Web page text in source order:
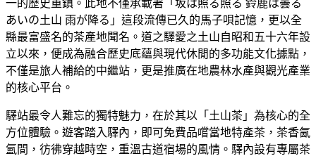
一的歷史重鎮。此地不僅承載著「坂は照る照る 鈴鹿は曇る
あいの土山 雨が降る」這段流傳已久的馬子唄記憶，更以全
縣最富盛名的茶產地聞名。道之驛愛之土山自昭和五十六年設
立以來，便成為融合歷史底蘊與現代休閒的多功能文化據點，
不僅是旅人補給的中繼站，更是推廣在地農林水產與觀光產業
的核心平台。
驛站最令人難忘的獨特魅力，在於其以「土山茶」為核心的全
方位體驗。遊客踏入驛內，即可免費品嚐當地特產茶，茶香氤
氳間，彷彿穿越時空，重溫古道宿場的風情。驛內設有專屬茶